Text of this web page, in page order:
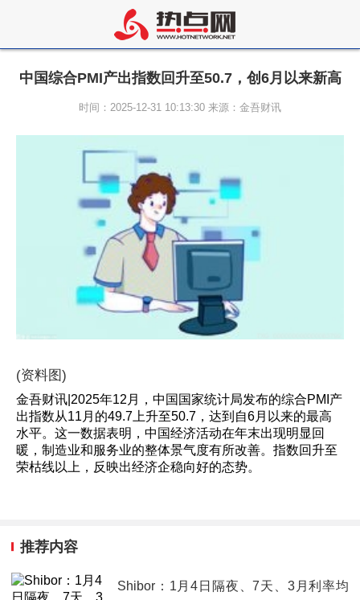
中国综合PMI产出指数回升至50.7，创6月以来新高
时间：2025-12-31 10:13:30 来源：金吾财讯
(资料图)
金吾财讯|2025年12月，中国国家统计局发布的综合PMI产
出指数从11月的49.7上升至50.7，达到自6月以来的最高
水平。这一数据表明，中国经济活动在年末出现明显回
暖，制造业和服务业的整体景气度有所改善。指数回升至
荣枯线以上，反映出经济企稳向好的态势。
推荐内容
Shibor：1月4日隔夜、7天、3月利率均